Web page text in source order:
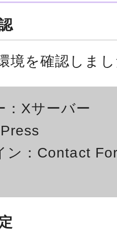
境を確認しま
：Xサーバー
ン：Contact